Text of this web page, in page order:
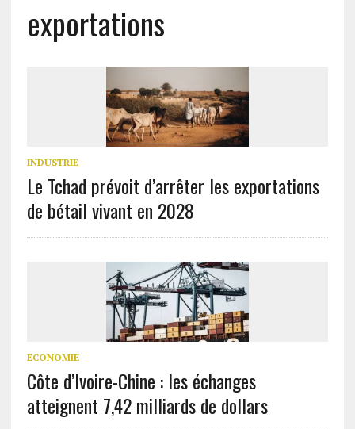
exportations
INDUSTRIE
Le Tchad prévoit d’arrêter les exportations
de bétail vivant en 2028
ECONOMIE
Côte d’Ivoire-Chine : les échanges
atteignent 7,42 milliards de dollars